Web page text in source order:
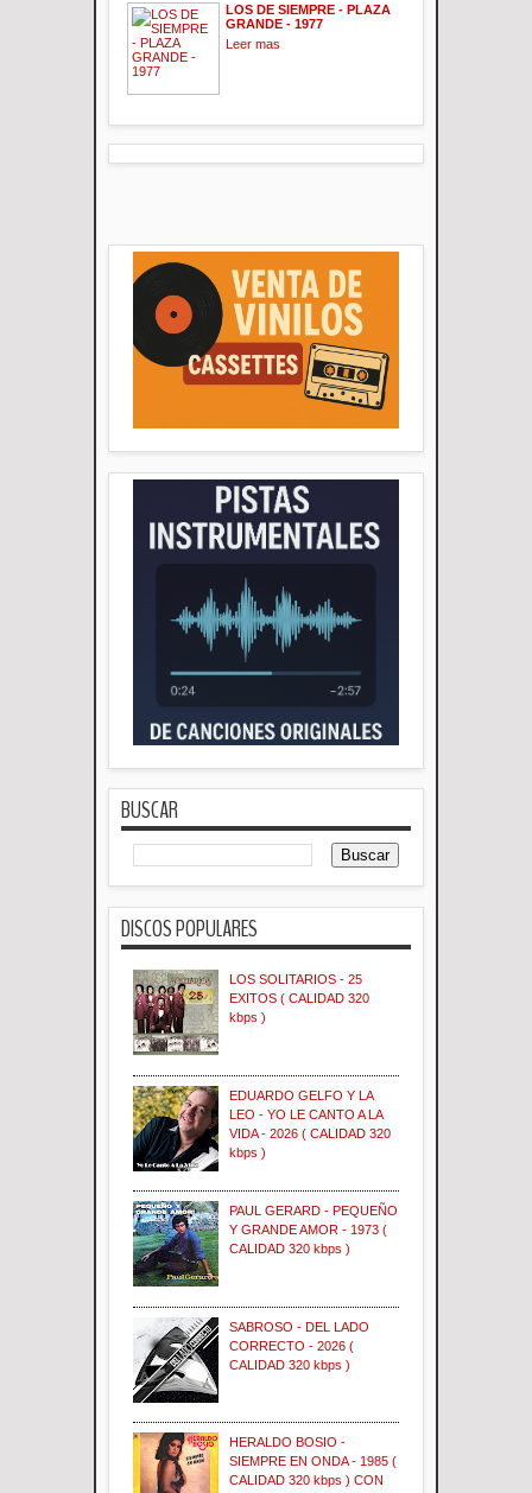
LOS DE SIEMPRE - PLAZA
GRANDE - 1977
Leer mas
BUSCAR
DISCOS POPULARES
LOS SOLITARIOS - 25
EXITOS ( CALIDAD 320
kbps )
EDUARDO GELFO Y LA
LEO - YO LE CANTO A LA
VIDA - 2026 ( CALIDAD 320
kbps )
PAUL GERARD - PEQUEÑO
Y GRANDE AMOR - 1973 (
CALIDAD 320 kbps )
SABROSO - DEL LADO
CORRECTO - 2026 (
CALIDAD 320 kbps )
HERALDO BOSIO -
SIEMPRE EN ONDA - 1985 (
CALIDAD 320 kbps ) CON